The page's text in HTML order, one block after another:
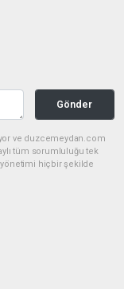
Gönder
ve duzcemeydan.com
tüm sorumluluğu tek
yönetimi hiçbir şekilde